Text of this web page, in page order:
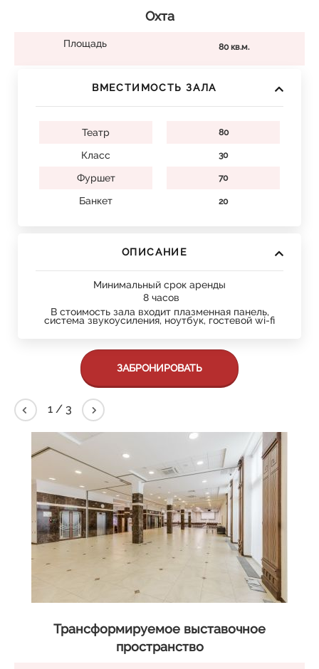
Охта
Площадь 80 кв.м.
ВМЕСТИМОСТЬ ЗАЛА
Театр
Класс
Фуршет
Банкет
80
30
70
20
ОПИСАНИЕ
Минимальный срок аренды
8 часов
В стоимость зала входит плазменная панель,
система звукоусиления, ноутбук, гостевой wi-fi
ЗАБРОНИРОВАТЬ
2 /3
Трансформируемое выставочное
пространство